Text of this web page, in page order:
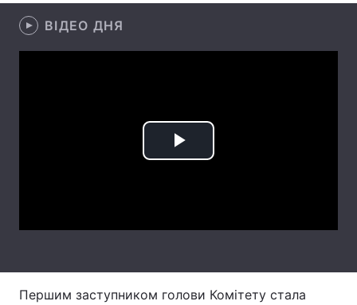
Техно і зв'язок
ВІДЕО ДНЯ
Play
Першим заступником голови Комітету стала